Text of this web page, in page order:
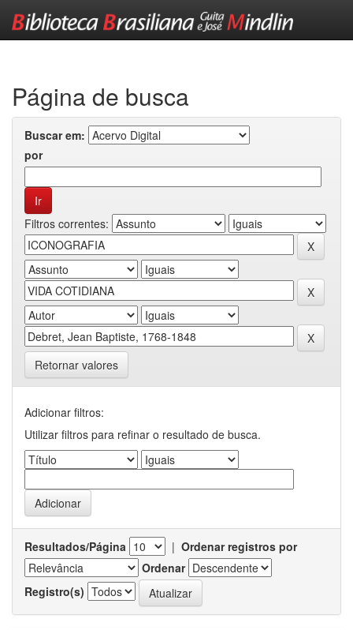
Página de busca
Buscar em:
por
Filtros correntes:
Retornar valores
Adicionar filtros:
Utilizar filtros para refinar o resultado de busca.
Resultados/Página | Ordenar registros por
Ordenar
Registro(s)